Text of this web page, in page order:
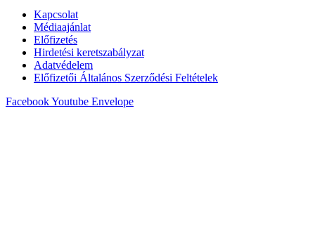
Kapcsolat
Médiaajánlat
Előfizetés
Hirdetési keretszabályzat
Adatvédelem
Előfizetői Általános Szerződési Feltételek
FacebookYoutube Envelope